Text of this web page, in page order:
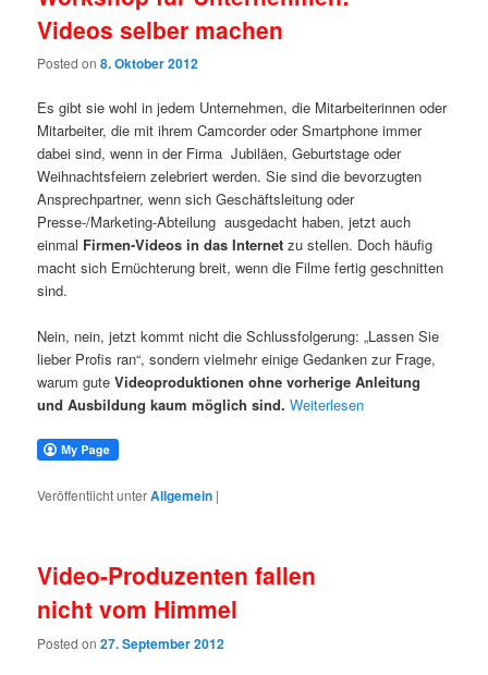
Videos selber machen
Posted on8. Oktober 2012
Es gibt sie wohl in jedem Unternehmen, die Mitarbeiterinnen oder
Mitarbeiter, die mit ihrem Camcorder oder Smartphone immer
dabei sind, wenn in der Firma Jubiläen, Geburtstage oder
Weihnachtsfeiern zelebriert werden. Sie sind die bevorzugten
Ansprechpartner, wenn sich Geschäftsleitung oder
Presse-/Marketing-Abteilung ausgedacht haben, jetzt auch
einmal Firmen-Videos in das Internet zu stellen. Doch häufig
macht sich Ernüchterung breit, wenn die Filme fertig geschnitten
sind.
Nein, nein, jetzt kommt nicht die Schlussfolgerung: „Lassen Sie
lieber Profis ran“, sondern vielmehr einige Gedanken zur Frage,
warum guteVideoproduktionen ohne vorherige Anleitung
und Ausbildung kaum möglich sind. Weiterlesen
Veröffentlicht unterAllgemein |
Video-Produzenten fallen
nicht vom Himmel
Posted on27. September 2012